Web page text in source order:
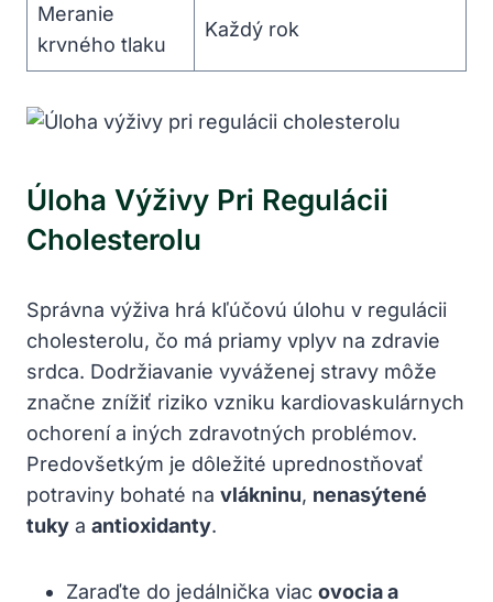
Meranie
krvného tlaku
Každý rok
Úloha Výživy Pri Regulácii
Cholesterolu
Správna výživa hrá kľúčovú úlohu v regulácii
cholesterolu, čo má priamy vplyv na zdravie
srdca. Dodržiavanie vyváženej stravy môže
značne znížiť riziko vzniku kardiovaskulárnych
ochorení a iných zdravotných problémov.
Predovšetkým je dôležité uprednostňovať
potraviny bohaté na vlákninu, nenasýtené
tuky a antioxidanty.
Zaraďte do jedálnička viac ovocia a